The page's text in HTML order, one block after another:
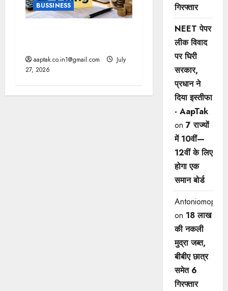
BUSSINESS
aaptak.co.in1@gmail.com
July
27, 2026
गिरफ्तार
NEET पेपर
लीक विवाद
पर घिरी
सरकार,
प्रधान ने
दिया इस्तीफा
- AapTak
on 7 राज्यों
में 10वीं—
12वीं ​के लिए
होगा एक
समान बोर्ड
Antoniomop
on 18 लाख
की नकली
मुद्रा जब्त,
बीबीए छात्र
समेत 6
गिरफ्तार